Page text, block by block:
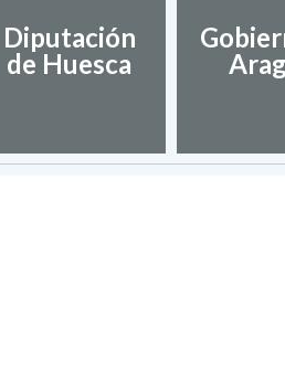
Diputación
de Huesca